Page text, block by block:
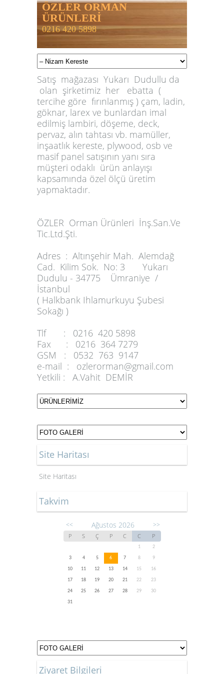
ÖZLER ORMAN
ÜRÜNLERİ
0216 420 5898
Satış mağazası Yukarı Dudullu da
olan şirketimiz her ebatta (
tercihe göre fırınlanmış ) çam, ladin,
göknar, larex ve bunlardan imal
edilmiş lambiri, döşeme, deck,
pervaz, alın tahtası vb. mamüller,
inşaatlık kereste, plywood, osb ve
masif panel satışının yanı sıra
müşteri odaklı ürün anlayışı
kapsamında özel ölçü üretim
yapmaktadır.
ÖZLER Orman Ürünleri İnş.San.Ve
Tic.Ltd.Şti.
Adres : Altınşehir Mah. Alemdağ
Cad. Kilim Sok. No: 3 Yukarı
Dudulu - 34775 Ümraniye /
İstanbul
( Halkbank Ihlamurkuyu Şubesi
Sokağı )
Tlf :
0216 420 5898
Fax :
0216 364 7279
GSM :
0532 763 9147
e-mail :
ozlerorman@gmail.com
Yetkili :
A.Vahit DEMİR
Site Haritası
Site Haritası
Takvim
<< Ağustos 2026 >>
P S Ç P C C P
1
2
3
4 5 6 7 8
9
10
11 12 13 14 15
16
17
18 19 20 21 22
23
24
25 26 27 28 29
30
31
Ziyaret Bilgileri